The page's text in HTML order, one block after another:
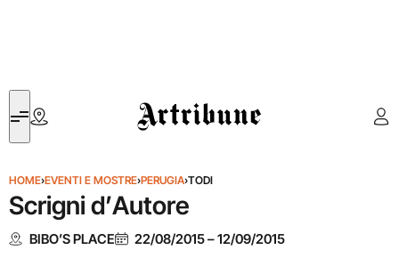
Artribune
HOME›EVENTI E MOSTRE›PERUGIA›TODI
Scrigni d’Autore
BIBO’S PLACE 22/08/2015–12/09/2015